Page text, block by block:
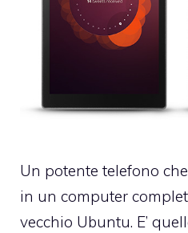
Un potente telefono
in un computer
vecchio Ubuntu. E’